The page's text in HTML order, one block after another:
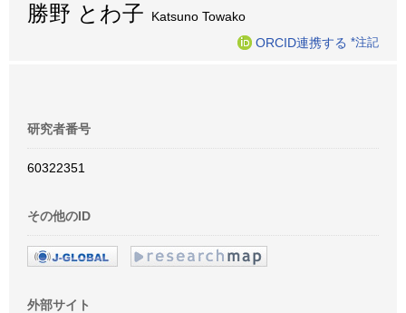
勝野 とわ子 Katsuno Towako
ORCID連携する *注記
研究者番号
60322351
その他のID
外部サイト